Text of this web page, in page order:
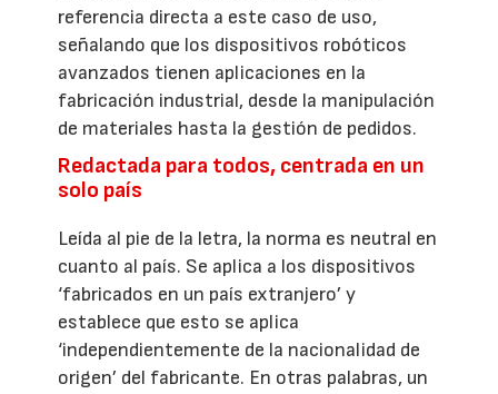
referencia directa a este caso de uso,
señalando que los dispositivos robóticos
avanzados tienen aplicaciones en la
fabricación industrial, desde la manipulación
de materiales hasta la gestión de pedidos.
Redactada para todos, centrada en un
solo país
Leída al pie de la letra, la norma es neutral en
cuanto al país. Se aplica a los dispositivos
‘fabricados en un país extranjero’ y
establece que esto se aplica
‘independientemente de la nacionalidad de
origen’ del fabricante. En otras palabras, un